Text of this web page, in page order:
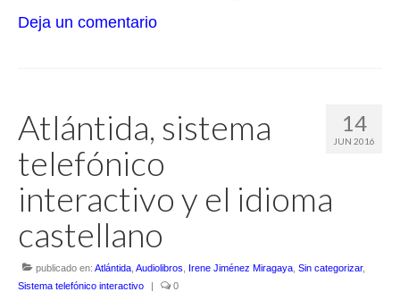
Deja un comentario
14
JUN 2016
Atlántida, sistema
telefónico
interactivo y el idioma
castellano
publicado en: Atlántida Audiolibros Irene Jiménez Miragaya Sin categorizar,
Sistema telefónico interactivo
| 0